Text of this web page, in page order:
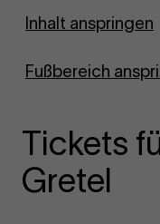
Inhalt anspringen
Fußbereich
Zur Startseite
Tickets
Gretel